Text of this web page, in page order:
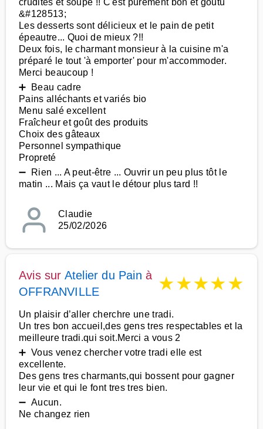
crudités et soupe !! C'est purement bon et goutu
&#128513;
Les desserts sont délicieux et le pain de petit
épeautre... Quoi de mieux ?!!
Deux fois, le charmant monsieur à la cuisine m'a
préparé le tout 'à emporter' pour m'accommoder.
Merci beaucoup !
➕ Beau cadre
Pains alléchants et variés bio
Menu salé excellent
Fraîcheur et goût des produits
Choix des gâteaux
Personnel sympathique
Propreté
➖ Rien ... A peut-être ... Ouvrir un peu plus tôt le
matin ... Mais ça vaut le détour plus tard !!
Claudie
25/02/2026
Avis sur Atelier du Pain à
OFFRANVILLE
★★★★★
Un plaisir d’aller cherchre une tradi.
Un tres bon accueil,des gens tres respectables et la
meilleure tradi.qui soit.Merci a vous 2
➕ Vous venez chercher votre tradi elle est
excellente.
Des gens tres charmants,qui bossent pour gagner
leur vie et qui le font tres tres bien.
➖ Aucun.
Ne changez rien